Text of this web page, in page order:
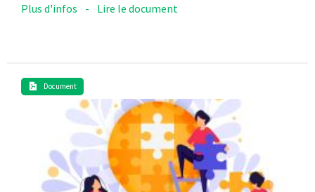
Plus d'infos - Lire le document
Document